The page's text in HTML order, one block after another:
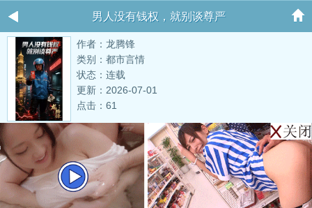
男人没有钱权，就别谈尊严
作者：龙腾锋
类别：都市言情
状态：连载
更新：2026-07-01
点击：61